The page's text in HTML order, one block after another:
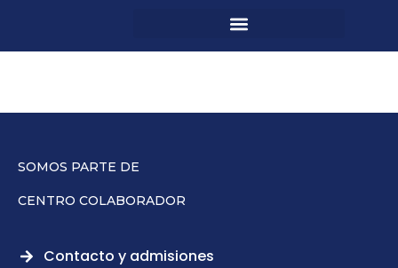
SOMOS PARTE DE
CENTRO COLABORADOR
Contacto y admisiones